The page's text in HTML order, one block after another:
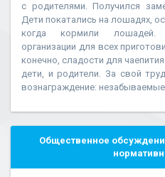
с родителями. Получился
Дети покатались на лошадях,
когда кормили лошадей.
организации для всех
конечно, сладости для
дети, и родители. За свой
вознаграждение:
Общественное